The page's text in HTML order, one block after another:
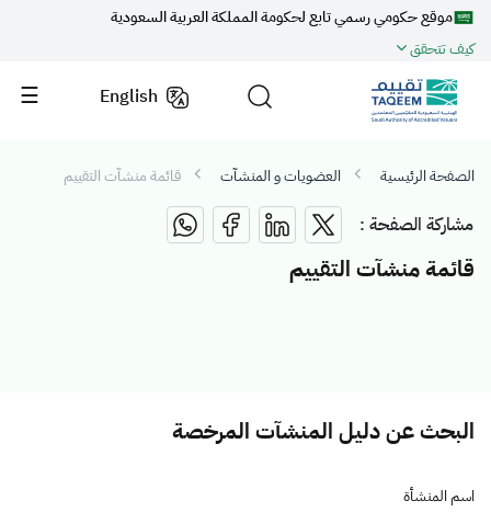
موقع حكومي رسمي تابع لحكومة المملكة العربية السعودية
كيف تتحقق
English
الصفحة الرئيسية العضويات و المنشآت قائمة منشآت التقييم
مشاركة الصفحة :
قائمة منشآت التقييم
البحث عن دليل المنشآت المرخصة
اسم المنشأة